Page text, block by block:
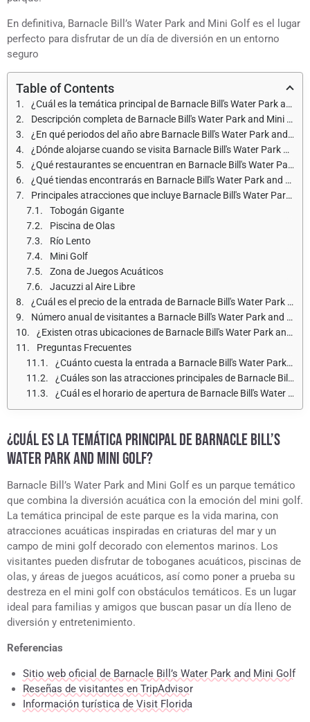
En definitiva, Barnacle Bill’s Water Park and Mini Golf es el lugar
perfecto para disfrutar de un día de diversión en un entorno
seguro
Table of Contents
¿Cuál es la temática principal de Barnacle Bill's Water Park and Mini Golf?
Descripción completa de Barnacle Bill's Water Park and Mini Golf
¿En qué periodos del año abre Barnacle Bill's Water Park and Mini Golf y cuáles son los horarios de apertura?
¿Dónde alojarse cuando se visita Barnacle Bill's Water Park and Mini Golf?
¿Qué restaurantes se encuentran en Barnacle Bill's Water Park and Mini Golf?
¿Qué tiendas encontrarás en Barnacle Bill's Water Park and Mini Golf?
Principales atracciones que incluye Barnacle Bill's Water Park and Mini Golf
Tobogán Gigante
Piscina de Olas
Río Lento
Mini Golf
Zona de Juegos Acuáticos
Jacuzzi al Aire Libre
¿Cuál es el precio de la entrada de Barnacle Bill's Water Park and Mini Golf para adultos y niños?
Número anual de visitantes a Barnacle Bill's Water Park and Mini Golf
¿Existen otras ubicaciones de Barnacle Bill's Water Park and Mini Golf?
Preguntas Frecuentes
¿Cuánto cuesta la entrada a Barnacle Bill's Water Park and Mini Golf?
¿Cuáles son las atracciones principales de Barnacle Bill's Water Park and Mini Golf?
¿Cuál es el horario de apertura de Barnacle Bill's Water Park and Mini Golf?
¿CUÁL ES LA TEMÁTICA PRINCIPAL DE BARNACLE BILL’S
WATER PARK AND MINI GOLF?
Barnacle Bill’s Water Park and Mini Golf es un parque temático
que combina la diversión acuática con la emoción del mini golf.
La temática principal de este parque es la vida marina, con
atracciones acuáticas inspiradas en criaturas del mar y un
campo de mini golf decorado con elementos marinos. Los
visitantes pueden disfrutar de toboganes acuáticos, piscinas de
olas, y áreas de juegos acuáticos, así como poner a prueba su
destreza en el mini golf con obstáculos temáticos. Es un lugar
ideal para familias y amigos que buscan pasar un día lleno de
diversión y entretenimiento.
Referencias
Sitio web oficial de Barnacle Bill’s Water Park and Mini Golf
Reseñas de visitantes en TripAdvisor
Información turística de Visit Florida